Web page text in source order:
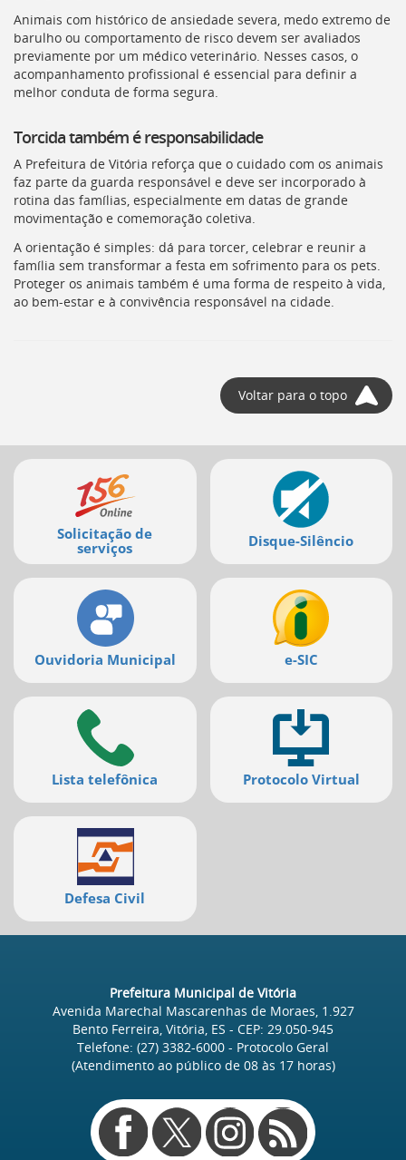
Animais com histórico de ansiedade severa, medo extremo de
barulho ou comportamento de risco devem ser avaliados
previamente por um médico veterinário. Nesses casos, o
acompanhamento profissional é essencial para definir a
melhor conduta de forma segura.
Torcida também é responsabilidade
A Prefeitura de Vitória reforça que o cuidado com os animais
faz parte da guarda responsável e deve ser incorporado à
rotina das famílias, especialmente em datas de grande
movimentação e comemoração coletiva.
A orientação é simples: dá para torcer, celebrar e reunir a
família sem transformar a festa em sofrimento para os pets.
Proteger os animais também é uma forma de respeito à vida,
ao bem-estar e à convivência responsável na cidade.
Voltar para o topo
Mais
serviços
Solicitação de
serviços
Disque-Silêncio
Ouvidoria Municipal e-SIC
Lista telefônica Protocolo Virtual
Defesa Civil
Prefeitura Municipal de Vitória
Avenida Marechal Mascarenhas de Moraes, 1.927
Bento Ferreira, Vitória, ES - CEP: 29.050-945
Telefone: (27) 3382-6000 - Protocolo Geral
(Atendimento ao público de 08às 17horas)